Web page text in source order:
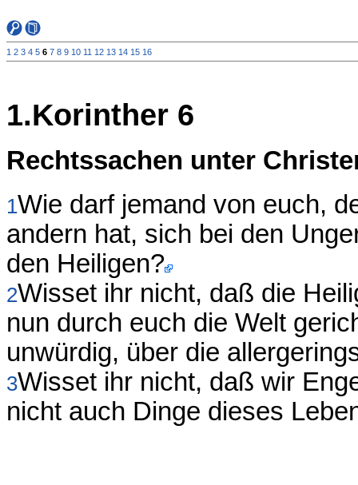
1 2 3 4 5 6 7 8 9 10 11 12 13 14 15 16
1.Korinther 6
Rechtssachen unter
1Wie darf jemand von euch,
andern hat, sich bei den
den Heiligen?
2Wisset ihr nicht, daß die
nun durch euch die Welt
unwürdig, über die
3Wisset ihr nicht, daß wir
nicht auch Dinge dieses